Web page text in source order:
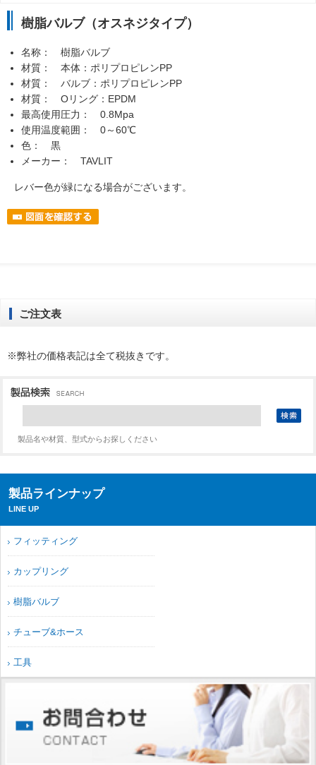
樹脂バルブ（オスネジタイプ）
名称： 樹脂バルブ
材質： 本体：ポリプロピレンPP
材質： バルブ：ポリプロピレンPP
材質： Oリング：EPDM
最高使用圧力： 0.8Mpa
使用温度範囲： 0～60℃
色： 黒
メーカー： TAVLIT
レバー色が緑になる場合がございます。
ご注文表
※弊社の価格表記は全て税抜きです。
製品名や材質、型式からお探しください
製品ラインナップ
LINE UP
フィッティング
カップリング
樹脂バルブ
チューブ&ホース
工具